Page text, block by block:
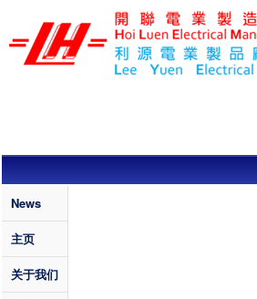
跳转到主要内容
利
品
厂
有
限
公
司
Quality
News
主页
关于我们